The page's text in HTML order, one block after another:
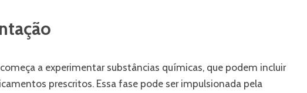
a experimentar substâncias químicas, que podem incluir
prescritos. Essa fase pode ser impulsionada pela